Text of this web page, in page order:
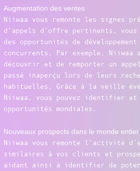
Augmentation des ventes
Niiwaa vous remonte les signes
d’appels d’offre pertinents,
des opportunités de
concurrents. Par exemple, Niiwaa
découvrir et de remporter un
passé inaperçu lors de leurs
habituelles. Grâce à la veille
Niiwaa, vous pouvez identifier
opportunités mondiales.
Nouveaux prospects dans le monde entier
Niiwaa vous remonte l’activité
similaires à vos clients et
aidant ainsi à identifier de